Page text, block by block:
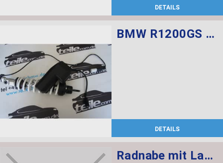
DETAILS
BMW R1200GS Federbein vorn ESA
DETAILS
Radnabe mit Lager vorne M12X1,5